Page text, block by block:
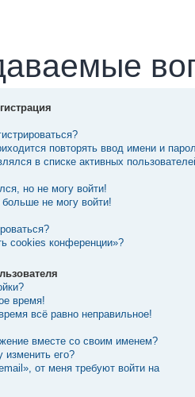
повторять ввод имени и
в списке активных
но не могу войти!
не могу войти!
cookies конференции»?
время!
всё равно неправильное!
вместе со своим именем?
изменить его?
от меня требуют войти на